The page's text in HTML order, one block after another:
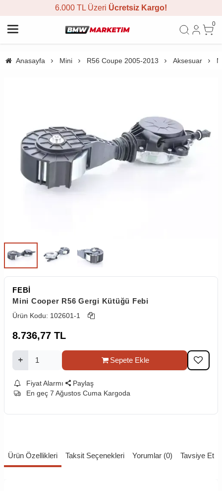
6.000 TL Üzeri Ücretsiz Kargo!
0
Anasayfa Mini R56 Coupe 2005-2013 Aksesuar
FEBİ
Mini Cooper R56 Gergi Kütüğü Febi
Ürün Kodu: 102601-1
8.736,77 TL
Sepete Ekle
Fiyat Alarmı
Paylaş
En geç 7 Ağustos Cuma Kargoda
Ürün Özellikleri Taksit Seçenekleri Yorumlar (0) Tavsiye Et